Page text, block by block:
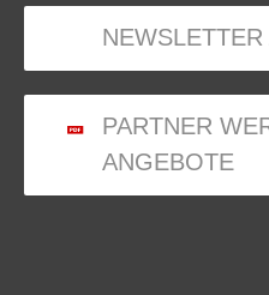
PARTNER
ANGEBOTE